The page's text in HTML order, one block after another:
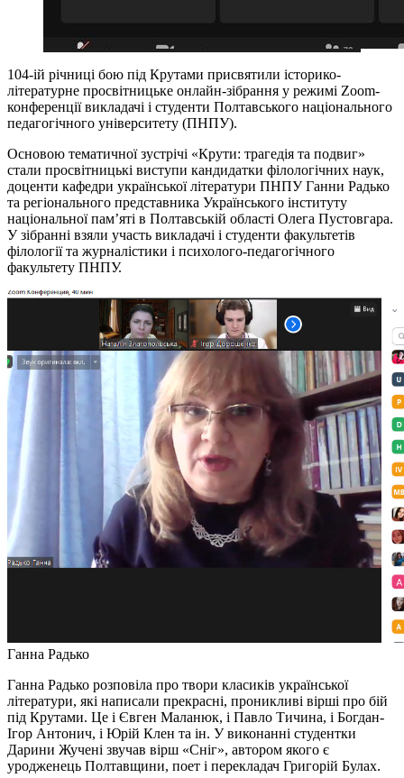
104-ій річниці бою під Крутами присвятили історико-
літературне просвітницьке онлайн-зібрання у режимі Zoom-
конференції викладачі і студенти Полтавського національного
педагогічного університету (ПНПУ).
Основою тематичної зустрічі «Крути: трагедія та подвиг»
стали просвітницькі виступи кандидатки філологічних наук,
доценти кафедри української літератури ПНПУ Ганни Радько
та регіонального представника Українського інституту
національної пам’яті в Полтавській області Олега Пустовгара.
У зібранні взяли участь викладачі і студенти факультетів
філології та журналістики і психолого-педагогічного
факультету ПНПУ.
Ганна Радько
Ганна Радько розповіла про твори класиків української
літератури, які написали прекрасні, проникливі вірші про бій
під Крутами. Це і Євген Маланюк, і Павло Тичина, і Богдан-
Ігор Антонич, і Юрій Клен та ін. У виконанні студентки
Дарини Жучені звучав вірш «Сніг», автором якого є
уродженець Полтавщини, поет і перекладач Григорій Булах.